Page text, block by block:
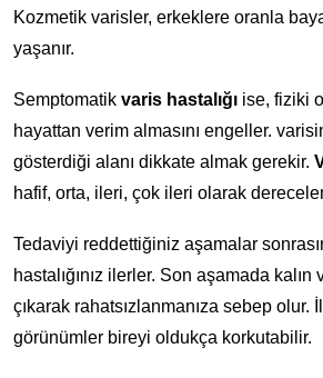
Kozmetik varisler, erkeklere oranla
yaşanır.
Semptomatik varis hastalığı ise, fiziki
hayattan verim almasını engeller. varisin
gösterdiği alanı dikkate almak gerekir.
hafif, orta, ileri, çok ileri olarak
Tedaviyi reddettiğiniz aşamalar
hastalığınız ilerler. Son aşamada kalın
çıkarak rahatsızlanmanıza sebep olur.
görünümler bireyi oldukça korkutabilir.